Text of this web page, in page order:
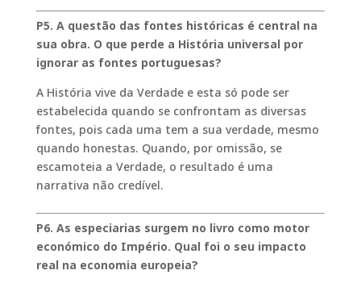
P5. A questão das fontes históricas é central na
sua obra. O que perde a História universal por
ignorar as fontes portuguesas?
A História vive da Verdade e esta só pode ser
estabelecida quando se confrontam as diversas
fontes, pois cada uma tem a sua verdade, mesmo
quando honestas. Quando, por omissão, se
escamoteia a Verdade, o resultado é uma
narrativa não credível.
P6. As especiarias surgem no livro como motor
económico do Império. Qual foi o seu impacto
real na economia europeia?